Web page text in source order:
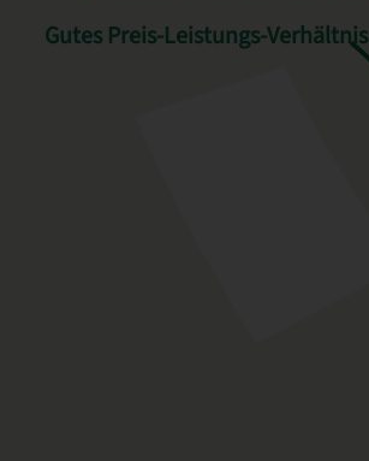
Gutes Preis-Leistungs-Verhältnis